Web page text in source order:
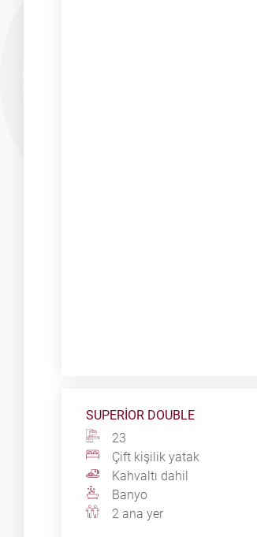
SUPERIOR DOUBLE
23
Çift kişilik yatak
Kahvaltı dahil
Banyo
2 ana yer